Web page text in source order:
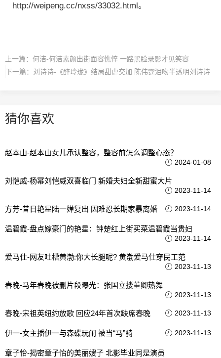
http://weipeng.cc/nxss/33032.html。
上一篇： 何洁-何洁素颜出街面容憔悴 一路黑脸录影才见笑容
下一篇： 刘诗诗-《醉玲珑》结局甜虐交加 陈伟霆泪吻半透明刘诗诗
猜你喜欢
赵本山-赵本山女儿承认整容，整容前怎么调整心态？
2024-01-08
刘恺威-杨幂刘恺威双喜临门 新婚夫妇全新甜蜜大片
2023-11-14
方芳-昔日艳星陆一婵复出 因难忍长期家暴离婚 2023-11-14
温碧霞-盘点嫁豪门的艳星：钟楚红上街买菜温碧霞当贵妇
2023-11-14
爱马仕-网友吐槽黄渤:你大长腿呢? 黄渤爱马仕穿民工范
2023-11-13
春晚-马年春晚被删片段曝光：张国立搂董卿热舞
2023-11-13
春晚-宋祖英纽约放歌 回应24年首次缺席春晚 2023-11-13
伊一-女主播伊一与森碟玩闹 被当“马”骑 2023-11-13
章子怡-揭密章子怡的美丽嫂子 北影毕业同是演员